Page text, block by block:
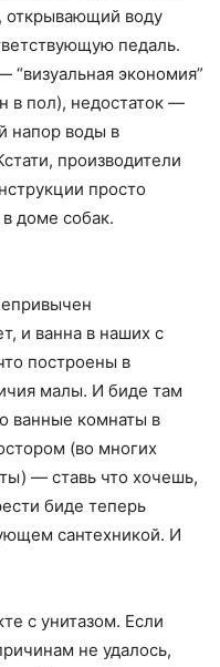
открывающий воду
педаль.
экономия”
в пол), недостаток —
напор воды в
производители
просто
доме собак.
и ванна в наших с
построены в
малы. И биде там
ванные комнаты в
(во многих
— ставь что хочешь,
биде теперь
сантехникой. И
с унитазом. Если
не удалось,